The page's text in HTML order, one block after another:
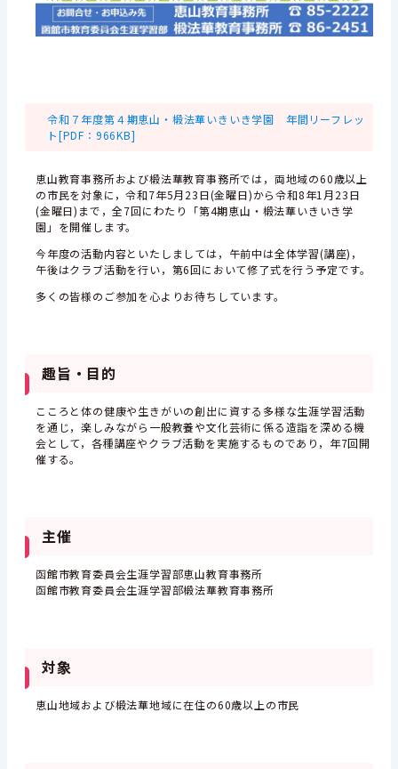
令和７年度第４期恵山・椴法華いきいき学園 年間リーフレッ
ト[PDF：966KB]
恵山教育事務所および椴法華教育事務所では，両地域の60歳以上
の市民を対象に，令和7年5月23日(金曜日)から令和8年1月23日
(金曜日)まで，全7回にわたり「第4期恵山・椴法華いきいき学
園」を開催します。
今年度の活動内容といたしましては，午前中は全体学習(講座)，
午後はクラブ活動を行い，第6回において修了式を行う予定です。
多くの皆様のご参加を心よりお待ちしています。
趣旨・目的
こころと体の健康や生きがいの創出に資する多様な生涯学習活動
を通じ，楽しみながら一般教養や文化芸術に係る造詣を深める機
会として，各種講座やクラブ活動を実施するものであり，年7回開
催する。
主催
函館市教育委員会生涯学習部恵山教育事務所
函館市教育委員会生涯学習部椴法華教育事務所
対象
恵山地域および椴法華地域に在住の60歳以上の市民